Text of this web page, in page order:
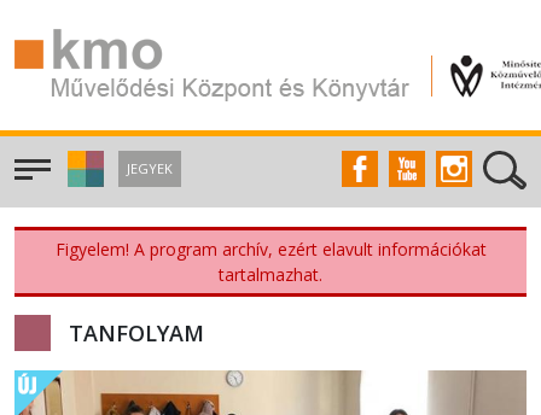
JEGYEK
Figyelem! A program archív, ezért elavult információkat
tartalmazhat.
TANFOLYAM